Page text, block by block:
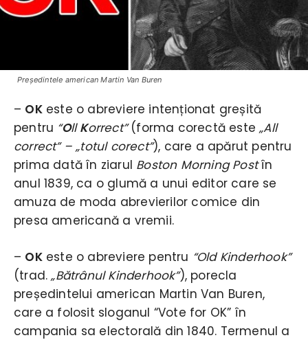
Președintele american Martin Van Buren
– OKeste o abreviere intenționat greșită
pentru “OllKorrect”(forma corectă este„All
correct” – „totul corect”), care a apărut pentru
prima dată în ziarul Boston Morning Postîn
anul 1839, ca o glumă a unui editor care se
amuza de moda abrevierilor comice din
presa americană a vremii.
– OKeste o abreviere pentru “Old Kinderhook”
(trad.„Bătrânul Kinderhook”), porecla
președintelui american Martin Van Buren,
care a folosit sloganul “Vote for OK” în
campania sa electorală din 1840. Termenul a